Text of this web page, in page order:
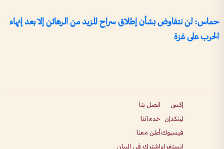
حماس: لن نتفاوض بشأن إطلاق سراح المزيد من الرهائن إلا بعد إنهاء
الحرب على غزة
إكس
لينكدإن
فيسبوك
انستغرام
اتصل بنا
خدماتنا
أعلن معنا
اشترك في البيان